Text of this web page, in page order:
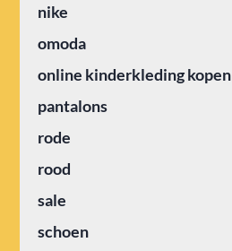
nike
omoda
online kinderkleding kopen
pantalons
rode
rood
sale
schoen